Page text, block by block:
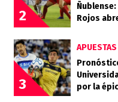
2
Rojos
3
APUESTAS
por la